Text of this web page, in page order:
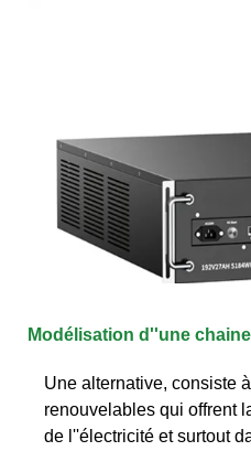
Modélisation d''une
Une alternative, consiste
renouvelables qui offrent
de l''électricité et surtout